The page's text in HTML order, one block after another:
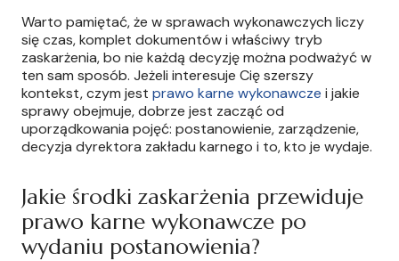
Warto pamiętać, że w sprawach wykonawczych liczy
się czas, komplet dokumentów i właściwy tryb
zaskarżenia, bo nie każdą decyzję można podważyć w
ten sam sposób. Jeżeli interesuje Cię szerszy
kontekst, czym jest prawo karne wykonawcze i jakie
sprawy obejmuje, dobrze jest zacząć od
uporządkowania pojęć: postanowienie, zarządzenie,
decyzja dyrektora zakładu karnego i to, kto je wydaje.
Jakie środki zaskarżenia przewiduje
prawo karne wykonawcze po
wydaniu postanowienia?